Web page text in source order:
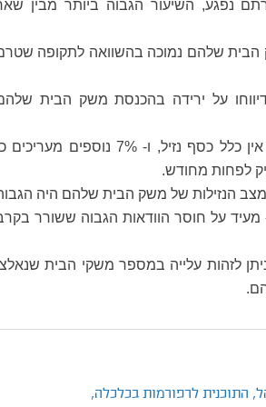
שהיקף משרתם נפגע, השיעור הגבוה ביותר מבין
הבית שלהם נמוכה בהשוואה לתקופה
דיווחו על ירידה בהכנסת משק הבית
28% מעריכים כי למשק הבית שלהם אין כלל כסף נזיל, ו- 7% נוספים
לפחות מחודש.
הנזילות של משק הבית שלהם היה
בצפון ( 19% ) ובדרום (17% ) - מעיד על חוסר הוודאות הגבוה ששורר
לסקר שנערך בינואר 2024 ניתן לזהות עלייה במספר משקי הבית
התוכנית לרפורמות בכלכלה,